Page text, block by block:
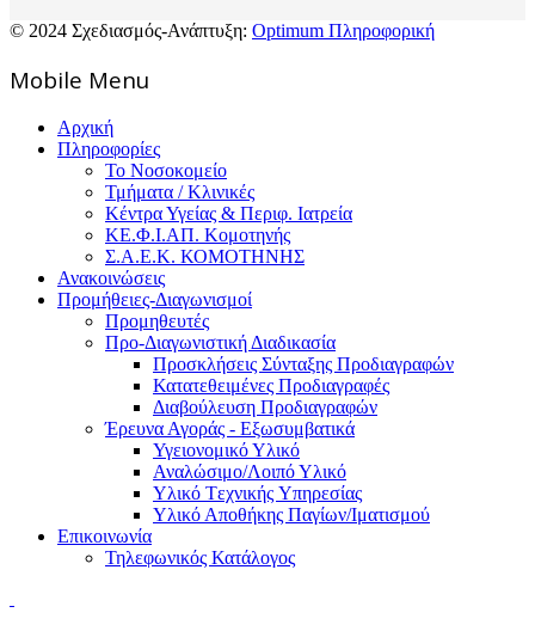
© 2024 Σχεδιασμός-Ανάπτυξη: Optimum Πληροφορική
Mοbile Menu
Αρχική
Πληροφορίες
Το Νοσοκομείο
Τμήματα / Κλινικές
Κέντρα Υγείας & Περιφ. Ιατρεία
ΚΕ.Φ.Ι.ΑΠ. Κομοτηνής
Σ.Α.Ε.Κ. ΚΟΜΟΤΗΝΗΣ
Ανακοινώσεις
Προμήθειες-Διαγωνισμοί
Προμηθευτές
Προ-Διαγωνιστική Διαδικασία
Προσκλήσεις Σύνταξης Προδιαγραφών
Κατατεθειμένες Προδιαγραφές
Διαβούλευση Προδιαγραφών
Έρευνα Αγοράς - Εξωσυμβατικά
Υγειονομικό Υλικό
Αναλώσιμο/Λοιπό Υλικό
Υλικό Tεχνικής Yπηρεσίας
Υλικό Αποθήκης Παγίων/Ιματισμού
Επικοινωνία
Τηλεφωνικός Κατάλογος